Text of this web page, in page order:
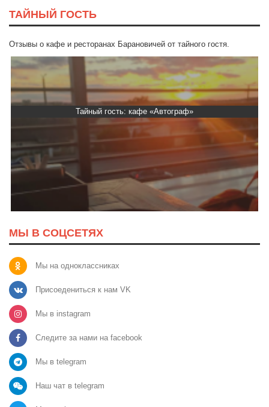
ТАЙНЫЙ ГОСТЬ
Отзывы о кафе и ресторанах Барановичей от тайного гостя.
Тайный гость: кафе «Автограф»
МЫ В СОЦСЕТЯХ
Мы на одноклассниках
Присоедениться к нам VK
Мы в instagram
Следите за нами на facebook
Мы в telegram
Наш чат в telegram